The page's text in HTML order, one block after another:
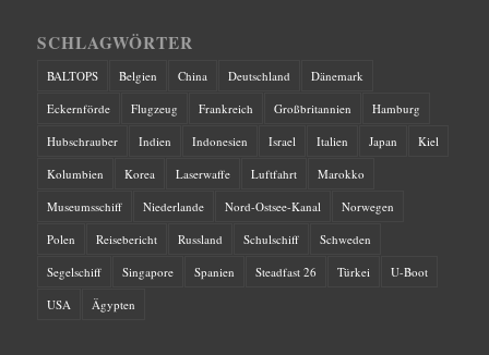
SCHLAGWÖRTER
BALTOPS Belgien China Deutschland
Dänemark
Eckernförde
Flugzeug Frankreich Großbritannien
Hamburg
Hubschrauber
Indien Indonesien Israel Italien Japan
Kiel
Kolumbien
Korea Laserwaffe Luftfahrt
Marokko
Museumsschiff
Niederlande Nord-Ostsee-Kanal
Norwegen
Polen
Reisebericht Russland Schulschiff
Schweden
Segelschiff
Singapore Spanien Steadfast 26 Türkei
U-Boot
USA
Ägypten